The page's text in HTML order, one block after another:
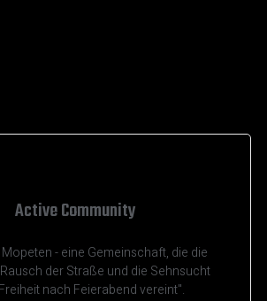
Active Community
- eine Gemeinschaft, die die
der Straße und die Sehnsucht
nach Feierabend vereint".